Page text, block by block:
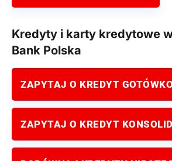
Kredyty i karty kredytowe
Bank Polska
ZAPYTAJ O KREDYT
ZAPYTAJ O KREDYT